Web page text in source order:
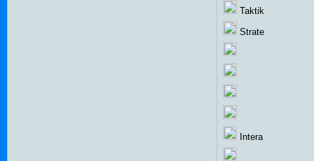
Taktik
Strate
Intera